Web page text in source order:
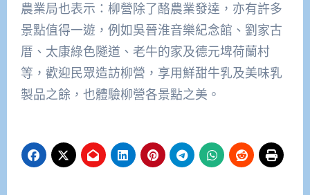
農業局也表示：柳營除了酪農業發達，亦有許多
景點值得一遊，例如吳晉淮音樂紀念館、劉家古
厝、太康綠色隧道、老牛的家及德元埤荷蘭村
等，歡迎民眾造訪柳營，享用鮮甜牛乳及美味乳
製品之餘，也體驗柳營各景點之美。